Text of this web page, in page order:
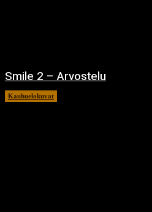
Smile 2 – Arvostelu
Kauhuelokuvat